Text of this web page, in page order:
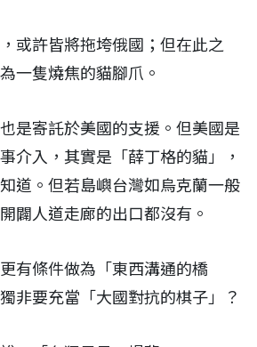
或許皆將拖垮俄國；但在此之
一隻燒焦的貓腳爪。
是寄託於美國的支援。但美國是
介入，其實是「薛丁格的貓」，
道。但若島嶼台灣如烏克蘭一般
闢人道走廊的出口都沒有。
有條件做為「東西溝通的橋
非要充當「大國對抗的棋子」？